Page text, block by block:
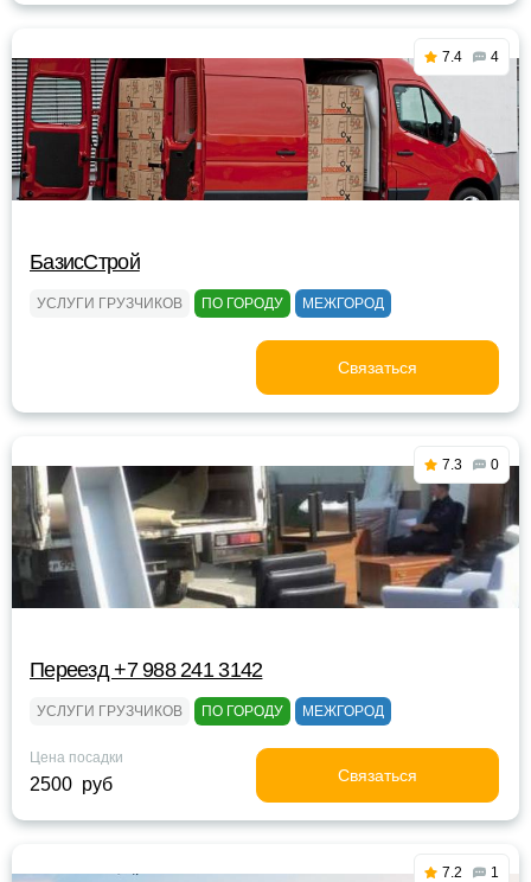
7.4 4
БазисСтрой
УСЛУГИ ГРУЗЧИКОВ ПО ГОРОДУ МЕЖГОРОД
Связаться
7.3 0
Переезд +7 988 241 3142
УСЛУГИ ГРУЗЧИКОВ ПО ГОРОДУ МЕЖГОРОД
Цена посадки
2500 руб Связаться
7.2 1